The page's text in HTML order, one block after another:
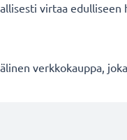
virtaa edulliseen
verkkokauppa,